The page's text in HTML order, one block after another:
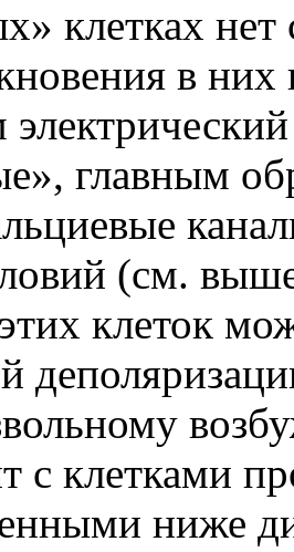
клетках нет
в них
главным
(см.
клеток
с клетками
ниже